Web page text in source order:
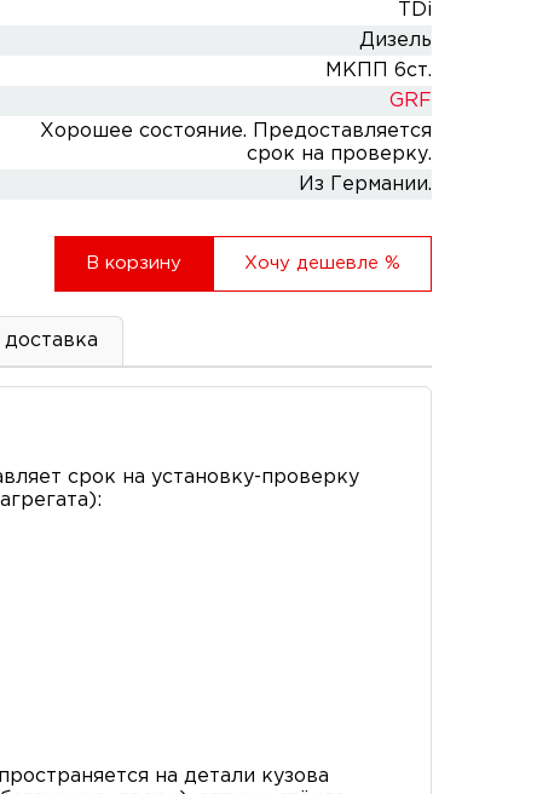
TDi
Дизель
МКПП 6ст.
GRF
Хорошее состояние. Предоставляется
срок на проверку.
Из Германии.
В корзину Хочу дешевле %
срок на установку-проверку
на детали кузова